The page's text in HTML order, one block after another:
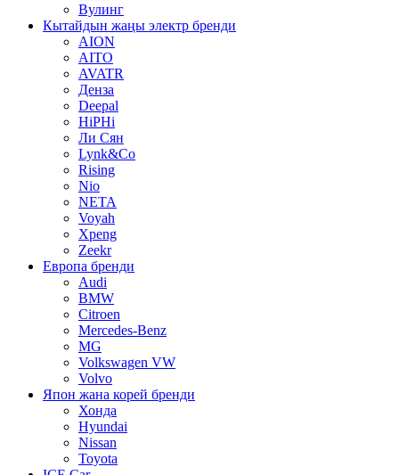
Вулинг
Кытайдын жаңы электр бренди
AION
AITO
AVATR
Денза
Deepal
HiPHi
Ли Сян
Lynk&Co
Rising
Nio
NETA
Voyah
Xpeng
Zeekr
Европа бренди
Audi
BMW
Citroen
Mercedes-Benz
MG
Volkswagen VW
Volvo
Япон жана корей бренди
Хонда
Hyundai
Nissan
Toyota